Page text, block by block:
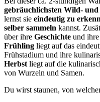
gebräuchlichsten Wild-
lernst sie eindeutig zu
selber sammeln kannst.
über ihre Geschichte und ihre
Frühling liegt auf das
Frühstadium und ihre
Herbst liegt auf die
von Wurzeln und Samen.
Du wirst staunen, von